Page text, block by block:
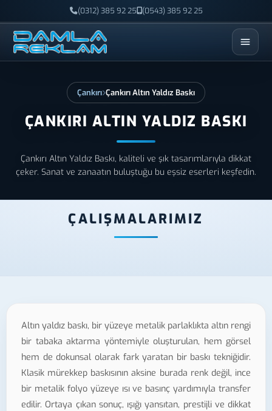
(0312) 385 92 25 (0543) 385 92 25
ESC
Çankırı Çankırı Altın Yaldız Baskı
ÇANKIRI ALTIN YALDIZ BASKI
Çankırı Altın Yaldız Baskı, kaliteli ve şık tasarımlarıyla dikkat
çeker. Sanat ve zanaatın buluştuğu bu eşsiz eserleri keşfedin.
ÇALIŞMALARIMIZ
Altın yaldız baskı, bir yüzeye metalik parlaklıkta altın rengi
bir tabaka aktarma yöntemiyle oluşturulan, hem görsel
hem de dokunsal olarak fark yaratan bir baskı tekniğidir.
Klasik mürekkep baskısının aksine burada renk değil, ince
bir metalik folyo yüzeye ısı ve basınç yardımıyla transfer
edilir. Ortaya çıkan sonuç, ışığı yansıtan, prestijli ve dikkat